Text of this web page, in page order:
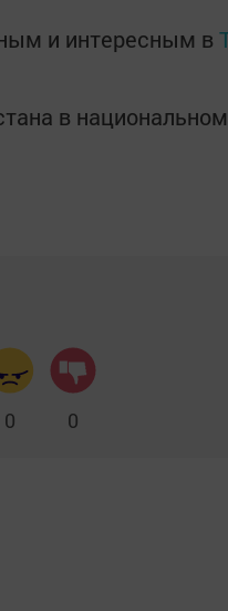
и интересным в
в
0 0